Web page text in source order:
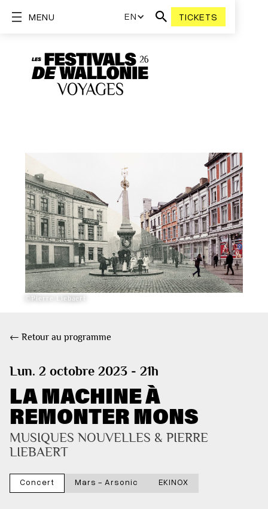
EN TICKETS
MENU
©Pierre Liebaert
← Retour au programme
Lun. 2 octobre 2023 - 21h
LA MACHINE À
REMONTER MONS
MUSIQUES NOUVELLES & PIERRE
LIEBAERT
Concert Mars - Arsonic EKINOX